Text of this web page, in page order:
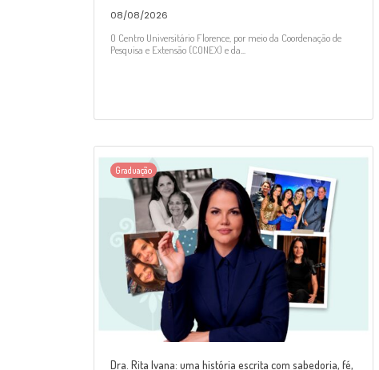
08/08/2026
O Centro Universitário Florence, por meio da Coordenação de
Pesquisa e Extensão (CONEX) e da...
Graduação
Dra. Rita Ivana: uma história escrita com sabedoria, fé,